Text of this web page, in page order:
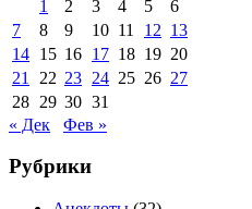
1
2 3 4 5
6
7
8 9 10 11 12 13
14 15 16 17 18 19 20
21
22 23 24 25 26 27
28 29 30 31
« Дек
Фев »
Рубрики